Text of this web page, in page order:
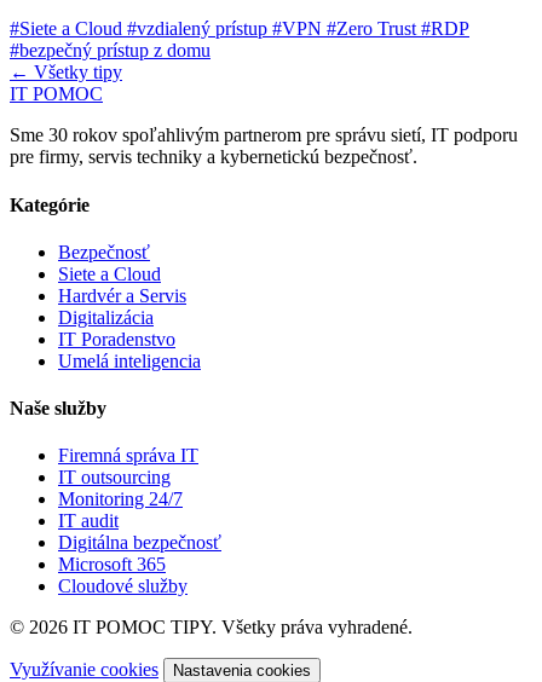
#Siete a Cloud #vzdialený prístup #VPN #Zero Trust #RDP
#bezpečný prístup z domu
← Všetky tipy
IT POMOC
Sme 30 rokov spoľahlivým partnerom pre správu sietí, IT podporu
pre firmy, servis techniky a kybernetickú bezpečnosť.
Kategórie
Bezpečnosť
Siete a Cloud
Hardvér a Servis
Digitalizácia
IT Poradenstvo
Umelá inteligencia
Naše služby
Firemná správa IT
IT outsourcing
Monitoring 24/7
IT audit
Digitálna bezpečnosť
Microsoft 365
Cloudové služby
© 2026 IT POMOC TIPY. Všetky práva vyhradené.
Využívanie cookies Nastavenia cookies